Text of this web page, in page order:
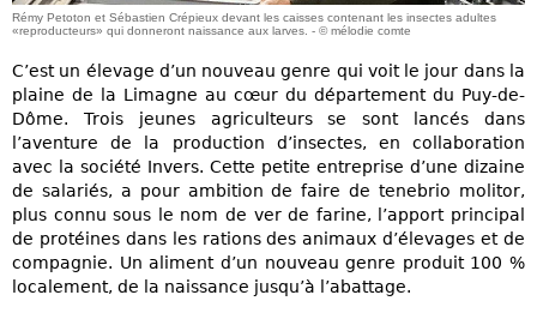
Rémy Petoton et Sébastien Crépieux devant les caisses contenant les insectes adultes
«reproducteurs» qui donneront naissance aux larves. - © mélodie comte
C’est un élevage d’un nouveau genre qui voit le jour dans la
plaine de la Limagne au cœur du département du Puy-de-
Dôme. Trois jeunes agriculteurs se sont lancés dans
l’aventure de la production d’insectes, en collaboration
avec la société Invers. Cette petite entreprise d’une dizaine
de salariés, a pour ambition de faire de tenebrio molitor,
plus connu sous le nom de ver de farine, l’apport principal
de protéines dans les rations des animaux d’élevages et de
compagnie. Un aliment d’un nouveau genre produit 100 %
localement, de la naissance jusqu’à l’abattage.